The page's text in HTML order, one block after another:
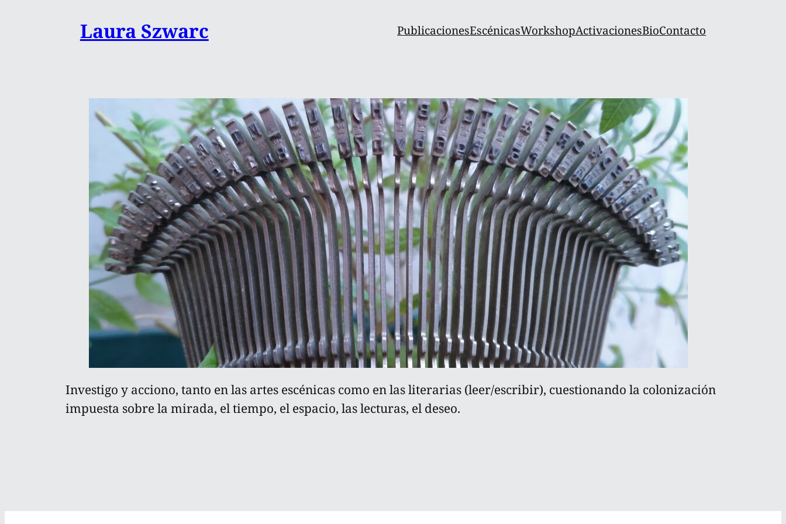
Laura Szwarc PublicacionesEscénicasWorkshopActivacionesBioContacto
Investigo y acciono, tanto en las artes escénicas como en las literarias (leer/escribir), cuestionando la colonización
impuesta sobre la mirada, el tiempo, el espacio, las lecturas, el deseo.